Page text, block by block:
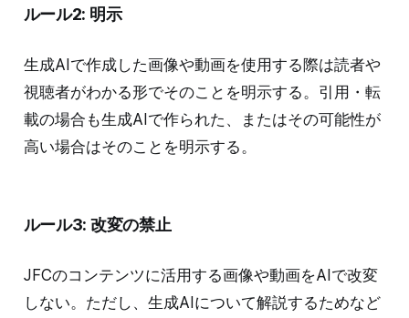
ルール2: 明示
生成AIで作成した画像や動画を使用する際は読者や
視聴者がわかる形でそのことを明示する。引用・転
載の場合も生成AIで作られた、またはその可能性が
高い場合はそのことを明示する。
ルール3: 改変の禁止
JFCのコンテンツに活用する画像や動画をAIで改変
しない。ただし、生成AIについて解説するためなど